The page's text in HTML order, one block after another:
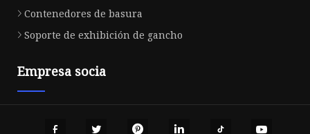
Contenedores de basura
Soporte de exhibición de gancho
Empresa socia